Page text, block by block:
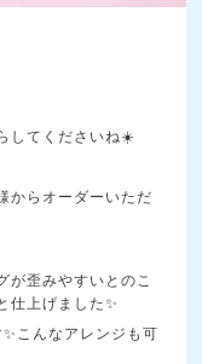
してくださいね☀️
からオーダーいただ
が歪みやすいとのこ
仕上げました✨
こんなアレンジも可